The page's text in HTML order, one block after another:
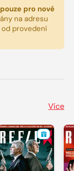
pro nové
na adresu
provedení
Více